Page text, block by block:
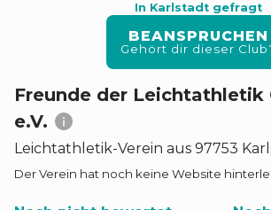
In Karlstadt gefragt
BEANSPRUCHEN
Gehört dir dieser
Freunde der Leichtathletik
e.V.
Leichtathletik-Verein aus 97753
Der Verein hat noch keine Website